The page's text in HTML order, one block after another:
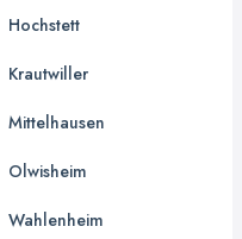
Hochstett
Krautwiller
Mittelhausen
Olwisheim
Wahlenheim